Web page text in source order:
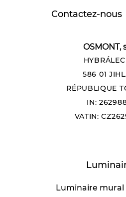
OSMONT,
HYBRÁLEC
586 01
RÉPUBLIQUE
IN:
VATIN:
Luminaire
Contactez-nous